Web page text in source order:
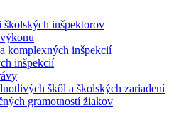
školských inšpektorov
komplexných inšpekcií
inšpekcií
škôl a školských zariadení
gramotností žiakov